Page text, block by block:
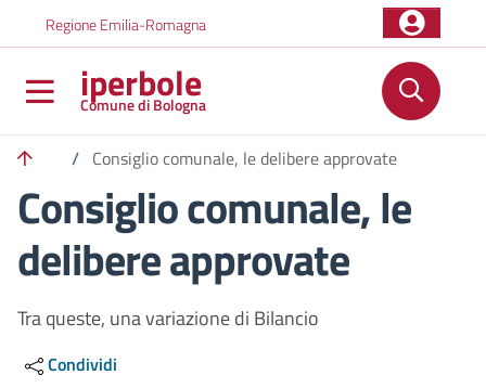
Regione Emilia-Romagna
iperbole
Comune di Bologna
/ Consiglio comunale, le delibere approvate
Consiglio comunale, le
delibere approvate
Tra queste, una variazione di Bilancio
Condividi